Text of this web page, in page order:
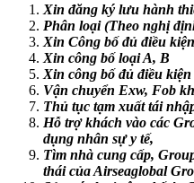
Xin đăng ký lưu hành
Phân loại (Theo nghị
Xin Công bố đủ điều
Xin công bố loại A, B
Xin công bố đủ điều
Vận chuyển Exw, Fob
Thủ tục tạm xuất tái
Hỗ trợ khách vào các
dụng nhân sự y tế,
Tìm nhà cung cấp,
thái của Airseaglobal